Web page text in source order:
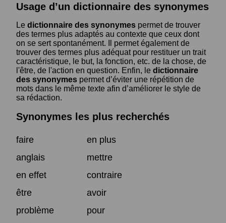
Usage d’un dictionnaire des synonymes
Le dictionnaire des synonymes permet de trouver
des termes plus adaptés au contexte que ceux dont
on se sert spontanément. Il permet également de
trouver des termes plus adéquat pour restituer un trait
caractéristique, le but, la fonction, etc. de la chose, de
l'être, de l'action en question. Enfin, le dictionnaire
des synonymes permet d’éviter une répétition de
mots dans le même texte afin d’améliorer le style de
sa rédaction.
Synonymes les plus recherchés
faire
en plus
anglais
mettre
en effet
contraire
être
avoir
problème
pour